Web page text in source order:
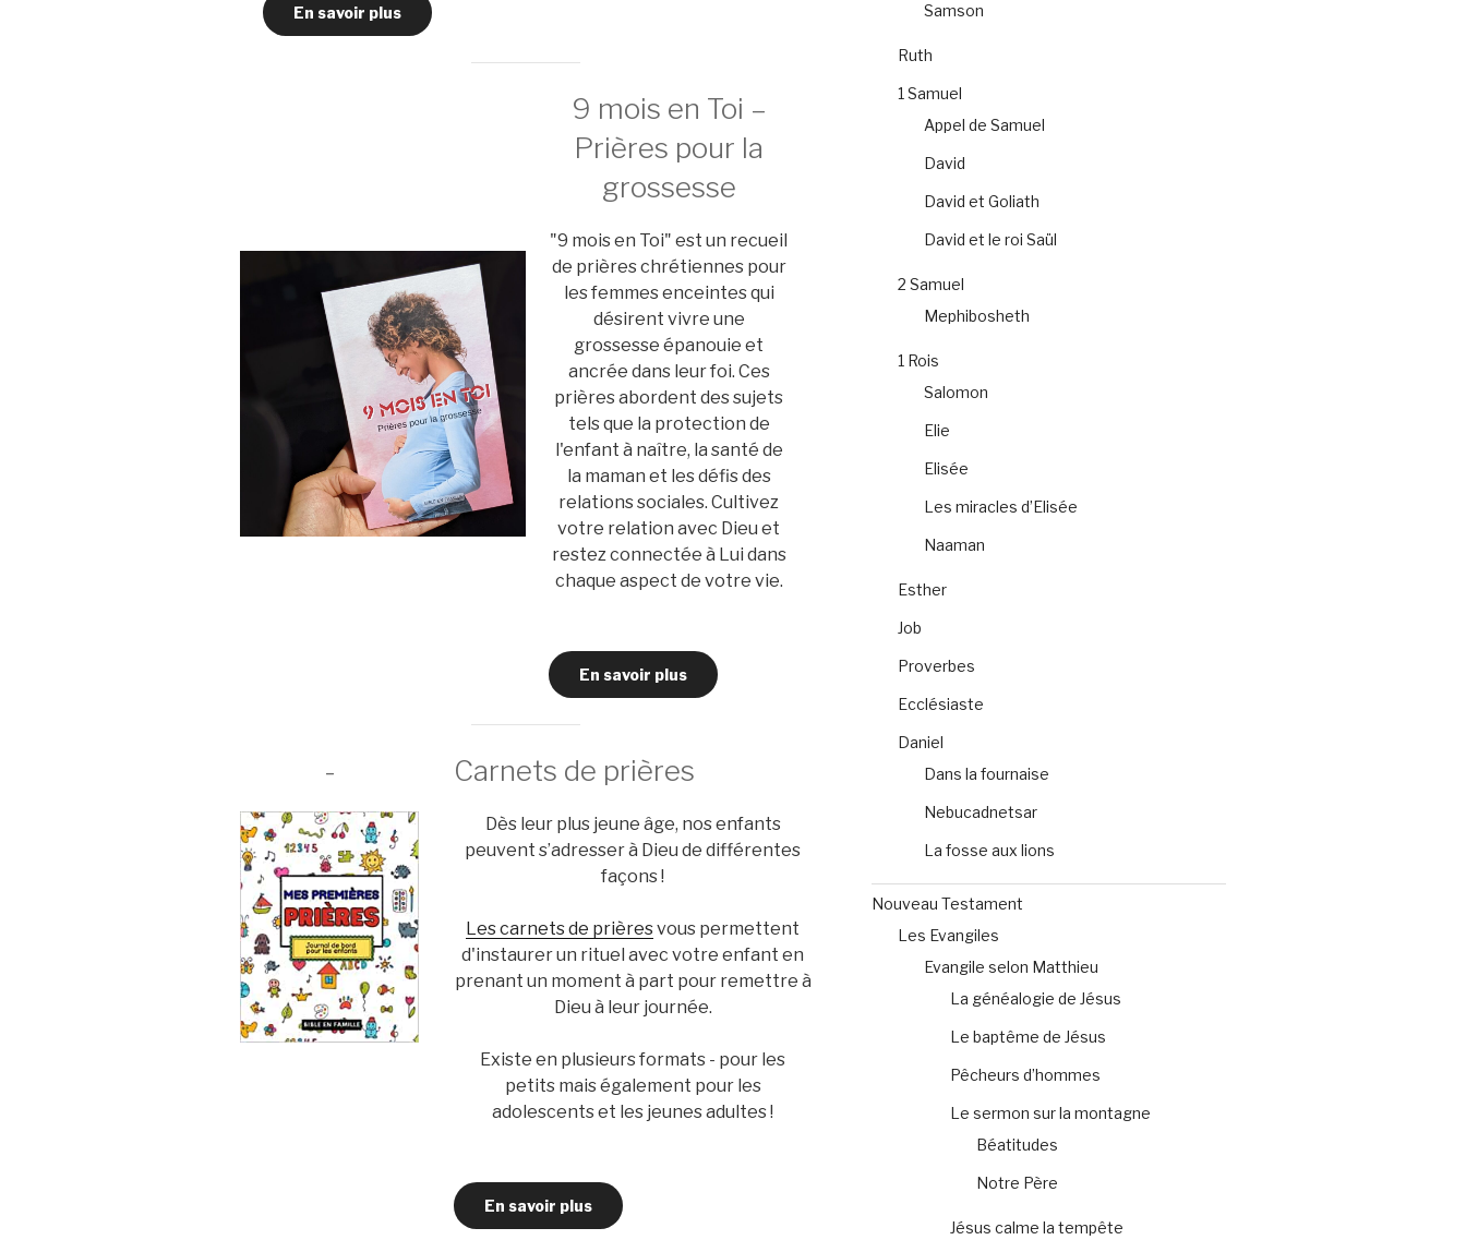
En savoir plus
9 mois en Toi –
Prières pour la
grossesse
"9 mois en Toi" est un recueil
de prières chrétiennes pour
les femmes enceintes qui
désirent vivre une
grossesse épanouie et
ancrée dans leur foi. Ces
prières abordent des sujets
tels que la protection de
l'enfant à naître, la santé de
la maman et les défis des
relations sociales. Cultivez
votre relation avec Dieu et
restez connectée à Lui dans
chaque aspect de votre vie.
En savoir plus
- Carnets de prières
Dès leur plus jeune âge, nos enfants
peuvent s’adresser à Dieu de différentes
façons !
Les carnets de prièresvous permettent
d'instaurer un rituel avec votre enfant en
prenant un moment à part pour remettre à
Dieu à leur journée.
Existe en plusieurs formats - pour les
petits mais également pour les
adolescents et les jeunes adultes !
En savoir plus
Samson
Ruth
1 Samuel
Appel de Samuel
David
David et Goliath
David et le roi Saül
2 Samuel
Mephibosheth
1 Rois
Salomon
Elie
Elisée
Les miracles d’Elisée
Naaman
Esther
Job
Proverbes
Ecclésiaste
Daniel
Dans la fournaise
Nebucadnetsar
La fosse aux lions
Nouveau Testament
Les Evangiles
Evangile selon Matthieu
La généalogie de Jésus
Le baptême de Jésus
Pêcheurs d’hommes
Le sermon sur la montagne
Béatitudes
Notre Père
Jésus calme la tempête